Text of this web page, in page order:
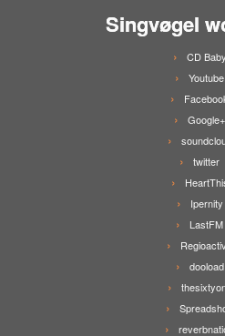
Singvøgel
CD Baby
Youtube
Google+
twitter
Ipernity
LastFM
dooload